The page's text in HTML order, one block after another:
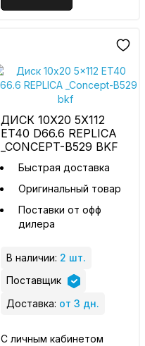
ДИСК 10X20 5X112
ET40 D66.6 REPLICA
_CONCEPT-B529 BKF
Быстрая доставка
Оригинальный товар
Поставки от офф
дилера
В наличии: 2 шт.
Поставщик
Доставка: от 3 дн.
С личным кабинетом